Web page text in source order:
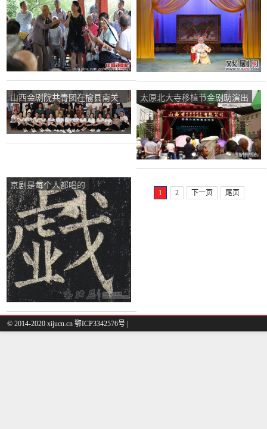
西优秀春节联欢晚会”的演出中
发挥了重要作用
山西金剧院共青团在榆县南关
村演出
太原北大寺移植节金剧助演出
京剧是每个人都唱的
1 2 下一页 尾页
© 2014-2020 xijucn.cn 鄂ICP3342576号 |